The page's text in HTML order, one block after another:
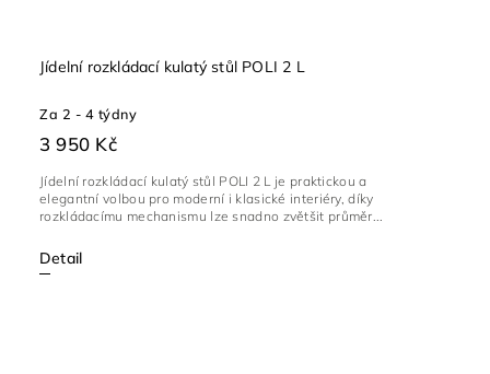
Jídelní rozkládací kulatý stůl POLI 2 L
Za 2 - 4 týdny
3 950 Kč
Detail
Jídelní rozkládací kulatý stůl POLI 2 L je praktickou a
elegantní volbou pro moderní i klasické interiéry, díky
rozkládacímu mechanismu lze snadno zvětšit průměr...